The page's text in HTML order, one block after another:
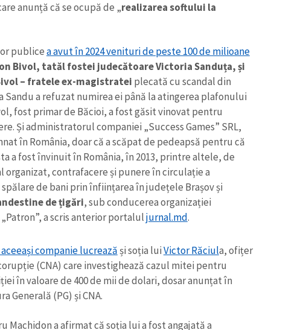
anunță că se ocupă de „realizarea softului la
publicea avut în 2024 venituri de peste 100 de milioane
Bivol, tatăl fostei judecătoare Victoria Sanduța, și
– fratele ex-magistratei plecată cu scandal din
Sandu a refuzat numirea ei până la atingerea plafonului
fost primar de Băcioi, a fost găsit vinovat pentru
Și administratorul companiei „Success Games” SRL,
în România, doar că a scăpat de pedeapsă pentru că
a fost învinuit în România, în 2013, printre altele, de
organizat, contrafacere și punere în circulație a
de bani prin înființarea în județele Brașov și
de țigări, sub conducerea organizației
a scris anterior portaluljurnal.md.
aceeași companie lucreazăși soția luiVictor Răciula, ofițer
(CNA) care investighează cazul mitei pentru
în valoare de 400 de mii de dolari, dosar anunțat în
Generală (PG) și CNA.
Machidon a afirmat că soția lui a fost angajată a